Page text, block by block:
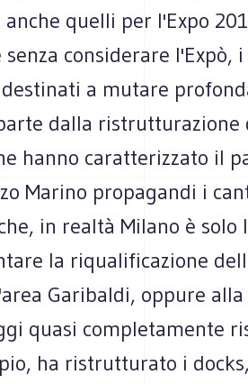
quelli per l'Expo
considerare l'Expò,
a mutare
dalla ristrutturazione
hanno caratterizzato il
Marino propagandi i
in realtà Milano è
la riqualificazione
Garibaldi, oppure
quasi completamente
ha ristrutturato i